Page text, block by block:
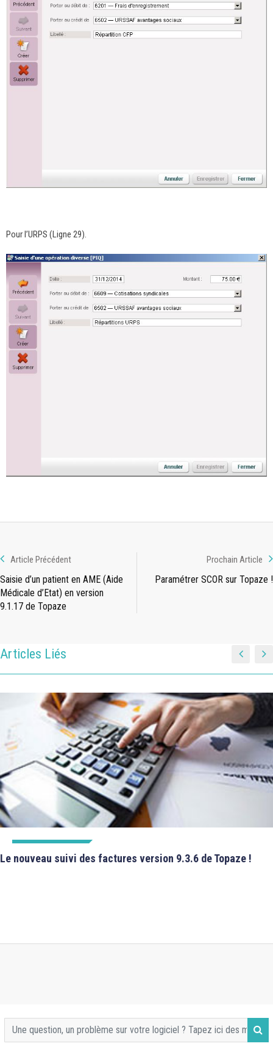
Pour l’URPS (Ligne 29).
Article Précédent
Saisie d’un patient en AME (Aide
Médicale d’Etat) en version
9.1.17 de Topaze
Prochain Article
Paramétrer SCOR sur Topaze !
Articles Liés
Le nouveau suivi des factures version 9.3.6 de Topaze !